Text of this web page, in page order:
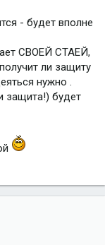
- будет вполне
СВОЕЙ СТАЕЙ,
ли защиту
нужно .
защита!) будет